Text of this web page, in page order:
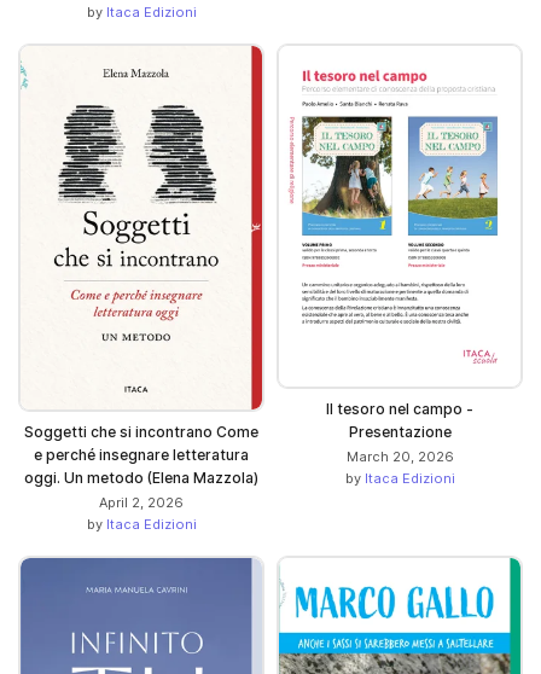
by Itaca Edizioni
Soggetti che si incontrano Come
e perché insegnare letteratura
oggi. Un metodo (Elena Mazzola)
April 2, 2026
by Itaca Edizioni
Il tesoro nel campo -
Presentazione
March 20, 2026
by Itaca Edizioni